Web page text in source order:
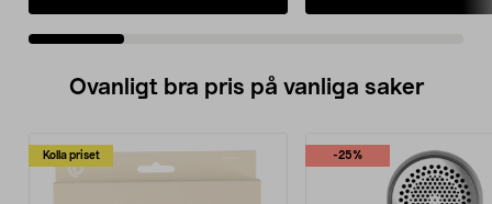
Ovanligt bra pris på vanliga saker
Kolla priset -25%